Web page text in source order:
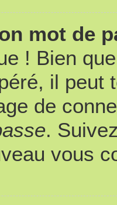
mot de
! Bien
il peut
de
.
vous